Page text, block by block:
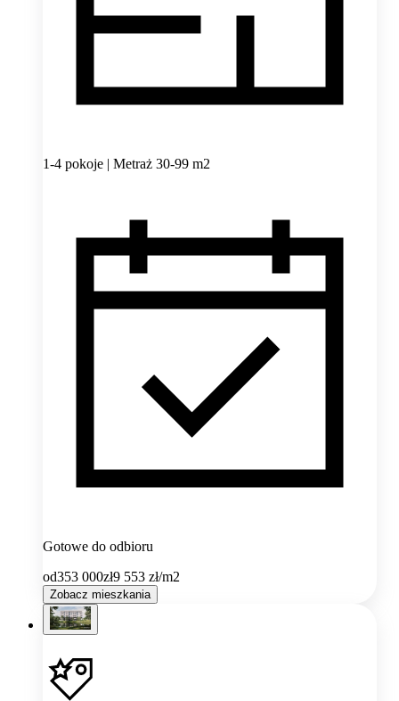
1-4 pokoje | Metraż 30-99 m2
Gotowe do odbioru
od353 000zł9 553 zł/m2
Zobacz mieszkania